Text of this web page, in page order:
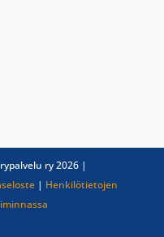
ry 2026 |
| Henkilötietojen